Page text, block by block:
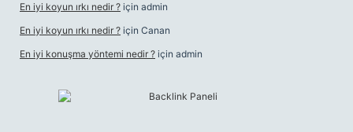
En iyi koyun ırkı nedir ? için admin
En iyi koyun ırkı nedir ? için Canan
En iyi konuşma yöntemi nedir ? için admin